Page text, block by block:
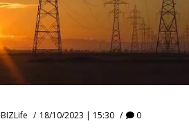
BIZLife 18/10/2023 | 15:30 0